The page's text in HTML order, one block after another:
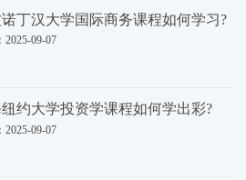
丁汉大学国际商务课程如何学习?
2025-09-07
纽约大学投资学课程如何学出彩?
2025-09-07